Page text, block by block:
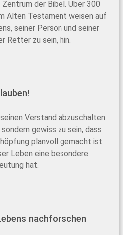
der Bibel. Über 300
Alten Testament weisen auf
seiner Person und seiner
Retter zu sein, hin.
Verstand abzuschalten
gewiss zu sein, dass
planvoll gemacht ist
Leben eine besondere
hat.
nachforschen